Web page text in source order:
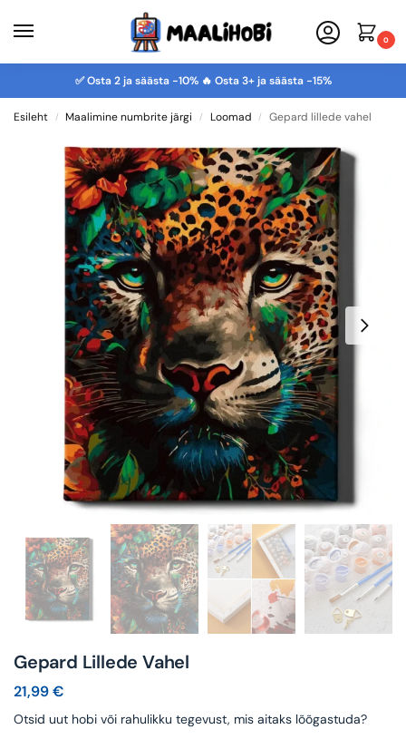
0
✅ Osta 2 ja säästa -10% 🔥 Osta 3+ ja säästa -15%
Esileht / Maalimine numbrite järgi / Loomad / Gepard lillede vahel
Gepard Lillede Vahel
21,99€
Otsid uut hobi või rahulikku tegevust, mis aitaks lõõgastuda?